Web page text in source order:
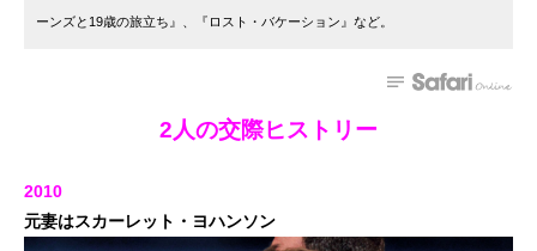
ーンズと19歳の旅立ち』、『ロスト・バケーション』など。
2人の交際ヒストリー
2010
元妻はスカーレット・ヨハンソン